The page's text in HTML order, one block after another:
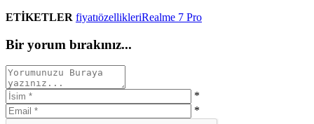
ETİKETLER fiyatıözellikleriRealme 7 Pro
Bir yorum bırakınız...
*
*